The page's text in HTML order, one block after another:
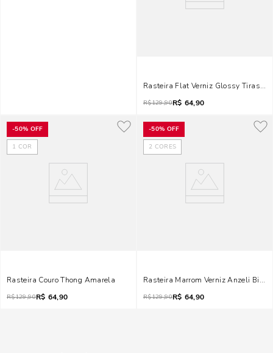
Rasteira Flat Verniz Glossy Tiras
R$129,90R$ 64,90
-50% OFF
1 COR
Rasteira Couro Thong Amarela
R$129,90R$ 64,90
-50% OFF
2 CORES
Rasteira Marrom Verniz Anzeli Bico
R$129,90R$ 64,90